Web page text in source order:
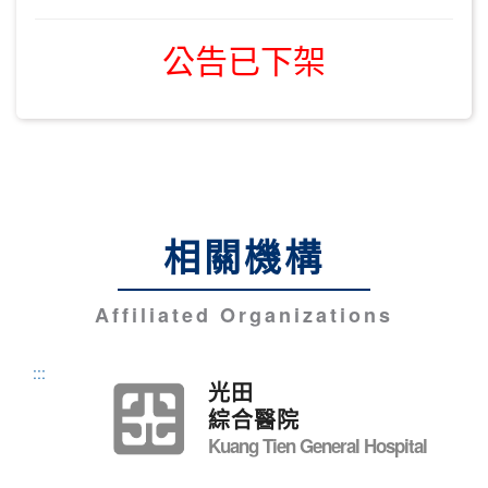
公告已下架
相關機構
Affiliated Organizations
:::
光田
綜合醫院
Kuang Tien General Hospital